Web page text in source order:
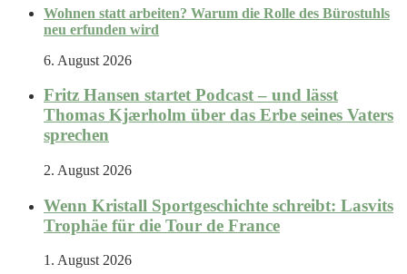
Wohnen statt arbeiten? Warum die Rolle des Bürostuhls
neu erfunden wird
6. August 2026
Fritz Hansen startet Podcast – und lässt
Thomas Kjærholm über das Erbe seines Vaters
sprechen
2. August 2026
Wenn Kristall Sportgeschichte schreibt: Lasvits
Trophäe für die Tour de France
1. August 2026